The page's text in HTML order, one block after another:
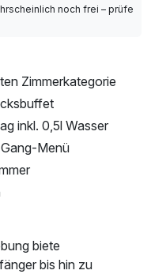
noch frei – prüfe
Zimmerkategorie
inkl. 0,5l Wasser
Menü
biete
bis hin zu